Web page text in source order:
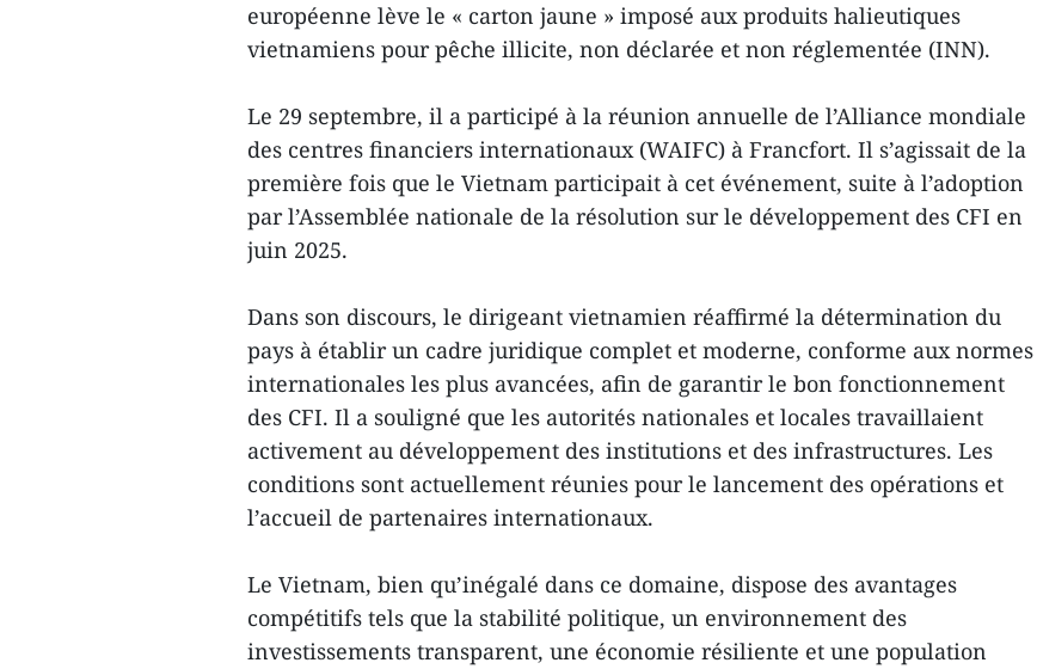
européenne lève le « carton jaune » imposé aux produits halieutiques
vietnamiens pour pêche illicite, non déclarée et non réglementée (INN).
Le 29 septembre, il a participé à la réunion annuelle de l’Alliance mondiale
des centres financiers internationaux (WAIFC) à Francfort. Il s’agissait de la
première fois que le Vietnam participait à cet événement, suite à l’adoption
par l’Assemblée nationale de la résolution sur le développement des CFI en
juin 2025.
Dans son discours, le dirigeant vietnamien réaffirmé la détermination du
pays à établir un cadre juridique complet et moderne, conforme aux normes
internationales les plus avancées, afin de garantir le bon fonctionnement
des CFI. Il a souligné que les autorités nationales et locales travaillaient
activement au développement des institutions et des infrastructures. Les
conditions sont actuellement réunies pour le lancement des opérations et
l’accueil de partenaires internationaux.
Le Vietnam, bien qu’inégalé dans ce domaine, dispose des avantages
compétitifs tels que la stabilité politique, un environnement des
investissements transparent, une économie résiliente et une population